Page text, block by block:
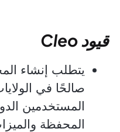
قيود Cleo
يتطلب إنشاء
صالحًا في
المستخدمين
المحفظة